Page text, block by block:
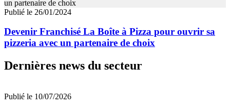
Publié le 26/01/2024
Devenir Franchisé La Boîte à Pizza pour ouvrir sa
pizzeria avec un partenaire de choix
Dernières news du secteur
Publié le 10/07/2026